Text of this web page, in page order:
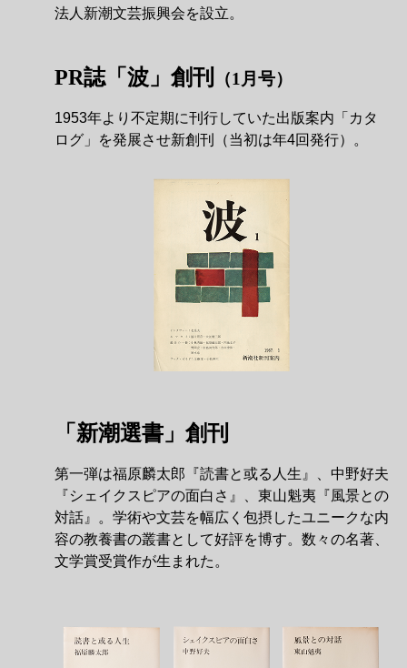
法人新潮文芸振興会を設立。
PR誌「波」創刊 （1月号）
1953年より不定期に刊行していた出版案内「カタ
ログ」を発展させ新創刊（当初は年4回発行）。
「新潮選書」創刊
第一弾は福原麟太郎『読書と或る人生』、中野好夫
『シェイクスピアの面白さ』、東山魁夷『風景との
対話』。学術や文芸を幅広く包摂したユニークな内
容の教養書の叢書として好評を博す。数々の名著、
文学賞受賞作が生まれた。